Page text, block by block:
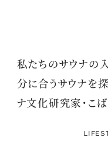
私たちのサウナの
分に合うサウナを
ナ文化研究家・こ